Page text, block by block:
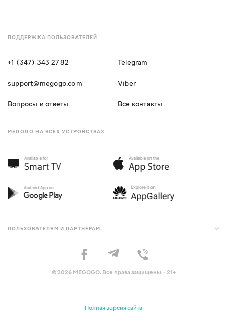
ПОДДЕРЖКА ПОЛЬЗОВАТЕЛЕЙ
+1 (347) 343 27 82
support@megogo.com
Вопросы и ответы
Telegram
Viber
Все контакты
MEGOGO НА ВСЕХ УСТРОЙСТВАХ
ПОЛЬЗОВАТЕЛЯМ И ПАРТНЁРАМ
© 2026 MEGOGO. Все права защищены · 21+
Полная версия сайта